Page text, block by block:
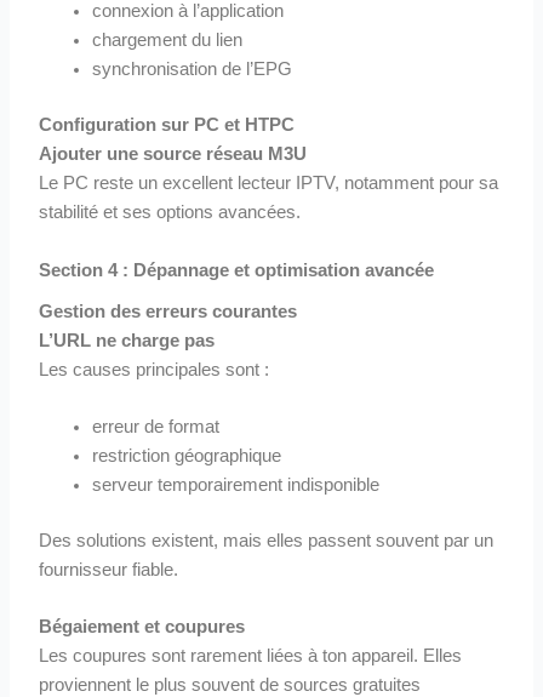
connexion à l’application
chargement du lien
synchronisation de l’EPG
Configuration sur PC et HTPC
Ajouter une source réseau M3U
Le PC reste un excellent lecteur IPTV, notamment pour sa
stabilité et ses options avancées.
Section 4 : Dépannage et optimisation avancée
Gestion des erreurs courantes
L’URL ne charge pas
Les causes principales sont :
erreur de format
restriction géographique
serveur temporairement indisponible
Des solutions existent, mais elles passent souvent par un
fournisseur fiable.
Bégaiement et coupures
Les coupures sont rarement liées à ton appareil. Elles
proviennent le plus souvent de sources gratuites